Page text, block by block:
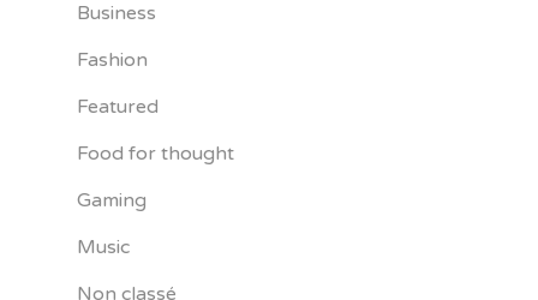
Business
Fashion
Featured
Food for thought
Gaming
Music
Non classé